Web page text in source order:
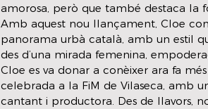
amorosa, però que també destaca la
Amb aquest nou llançament, Cloe
panorama urbà català, amb un estil
des d’una mirada femenina,
Cloe es va donar a conèixer ara fa
celebrada a la FiM de Vilaseca, amb
cantant i productora. Des de llavors,